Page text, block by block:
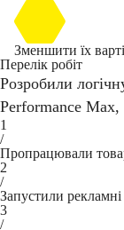
Зменшити їх
Перелік робіт
Розробили
Performance
1
/
Пропрацювали
2
/
Запустили рекламні
3
/